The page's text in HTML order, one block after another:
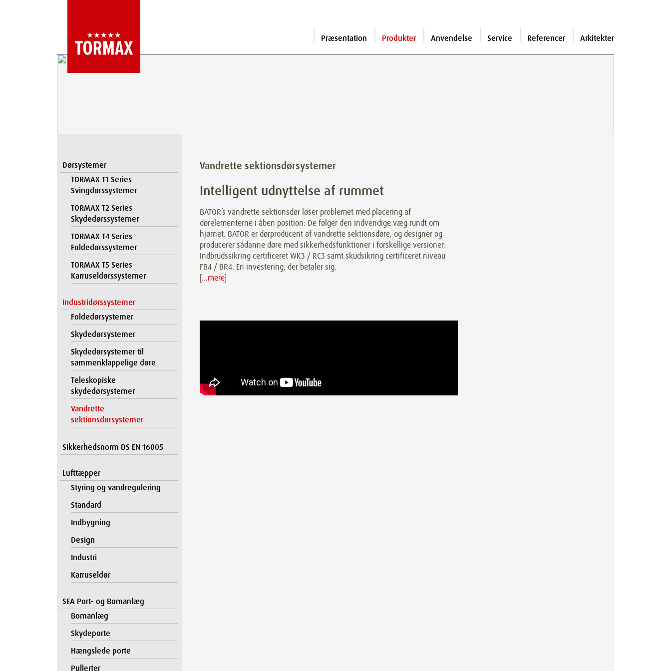
Præsentation Produkter Anvendelse Service Referencer Arkitekter
Dørsystemer
TORMAX T1 Series
Svingdørssystemer
TORMAX T2 Series
Skydedørssystemer
TORMAX T4 Series
Foldedørssystemer
TORMAX T5 Series
Karruseldørssystemer
Industridørssystemer
Foldedørsystemer
Skydedørsystemer
Skydedørsystemer til
sammenklappelige døre
Teleskopiske
skydedørsystemer
Vandrette
sektionsdørsystemer
Sikkerhedsnorm DS EN 16005
Lufttæpper
Styring og vandregulering
Standard
Indbygning
Design
Industri
Karruseldør
SEA Port- og Bomanlæg
Bomanlæg
Skydeporte
Hængslede porte
Pullerter
Vandrette sektionsdørsystemer
Intelligent udnyttelse af rummet
BATOR’s vandrette sektionsdør løser problemet med placering af
dørelementerne i åben position: De følger den indvendige væg rundt om
hjørnet. BATOR er dørproducent af vandrette sektionsdøre, og designer og
producerer sådanne døre med sikkerhedsfunktioner i forskellige versioner:
Indbrudssikring certificeret WK3 / RC3 samt skudsikring certificeret niveau
FB4 / BR4. En investering, der betaler sig.
[…mere]